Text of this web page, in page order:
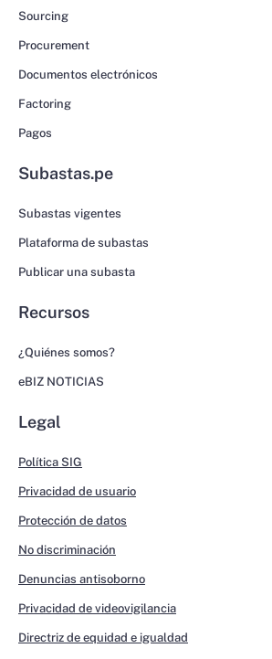
Sourcing
Procurement
Documentos electrónicos
Factoring
Pagos
Subastas.pe
Subastas vigentes
Plataforma de subastas
Publicar una subasta
Recursos
¿Quiénes somos?
eBIZ NOTICIAS
Legal
Política SIG
Privacidad de usuario
Protección de datos
No discriminación
Denuncias antisoborno
Privacidad de videovigilancia
Directriz de equidad e igualdad